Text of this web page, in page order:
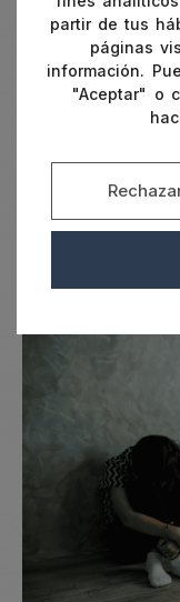
que las cosas
frecuente que
negativos
culpa o la
malestar está
nuestras
afrontar el día
partir de tus
páginas
información.
"Aceptar" o